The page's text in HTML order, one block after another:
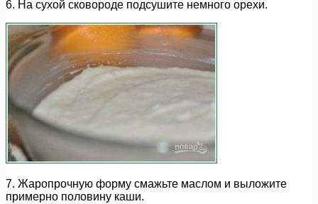
6. На сухой сковороде подсушите немного орехи.
7. Жаропрочную форму смажьте маслом и выложите
примерно половину каши.